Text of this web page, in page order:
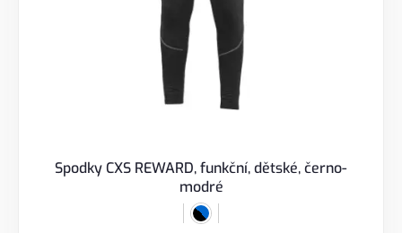
Spodky CXS REWARD, funkční, dětské, černo-
modré